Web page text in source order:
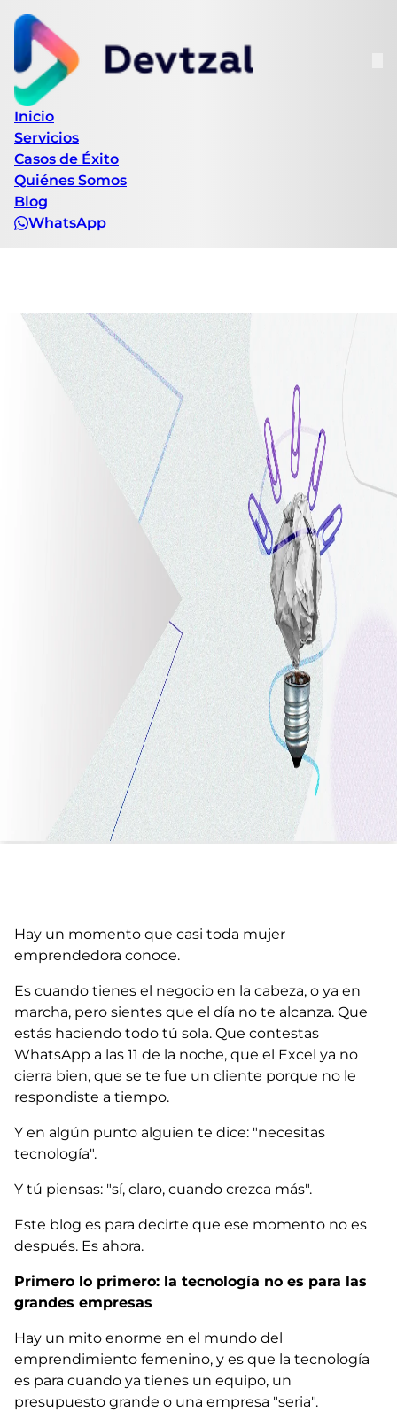
Inicio
Servicios
Casos de Éxito
Quiénes Somos
Blog
WhatsApp
Hay un momento que casi toda mujer
emprendedora conoce.
Es cuando tienes el negocio en la cabeza, o ya en
marcha, pero sientes que el día no te alcanza. Que
estás haciendo todo tú sola. Que contestas
WhatsApp a las 11 de la noche, que el Excel ya no
cierra bien, que se te fue un cliente porque no le
respondiste a tiempo.
Y en algún punto alguien te dice: "necesitas
tecnología".
Y tú piensas: "sí, claro, cuando crezca más".
Este blog es para decirte que ese momento no es
después. Es ahora.
Primero lo primero: la tecnología no es para las
grandes empresas
Hay un mito enorme en el mundo del
emprendimiento femenino, y es que la tecnología
es para cuando ya tienes un equipo, un
presupuesto grande o una empresa "seria".